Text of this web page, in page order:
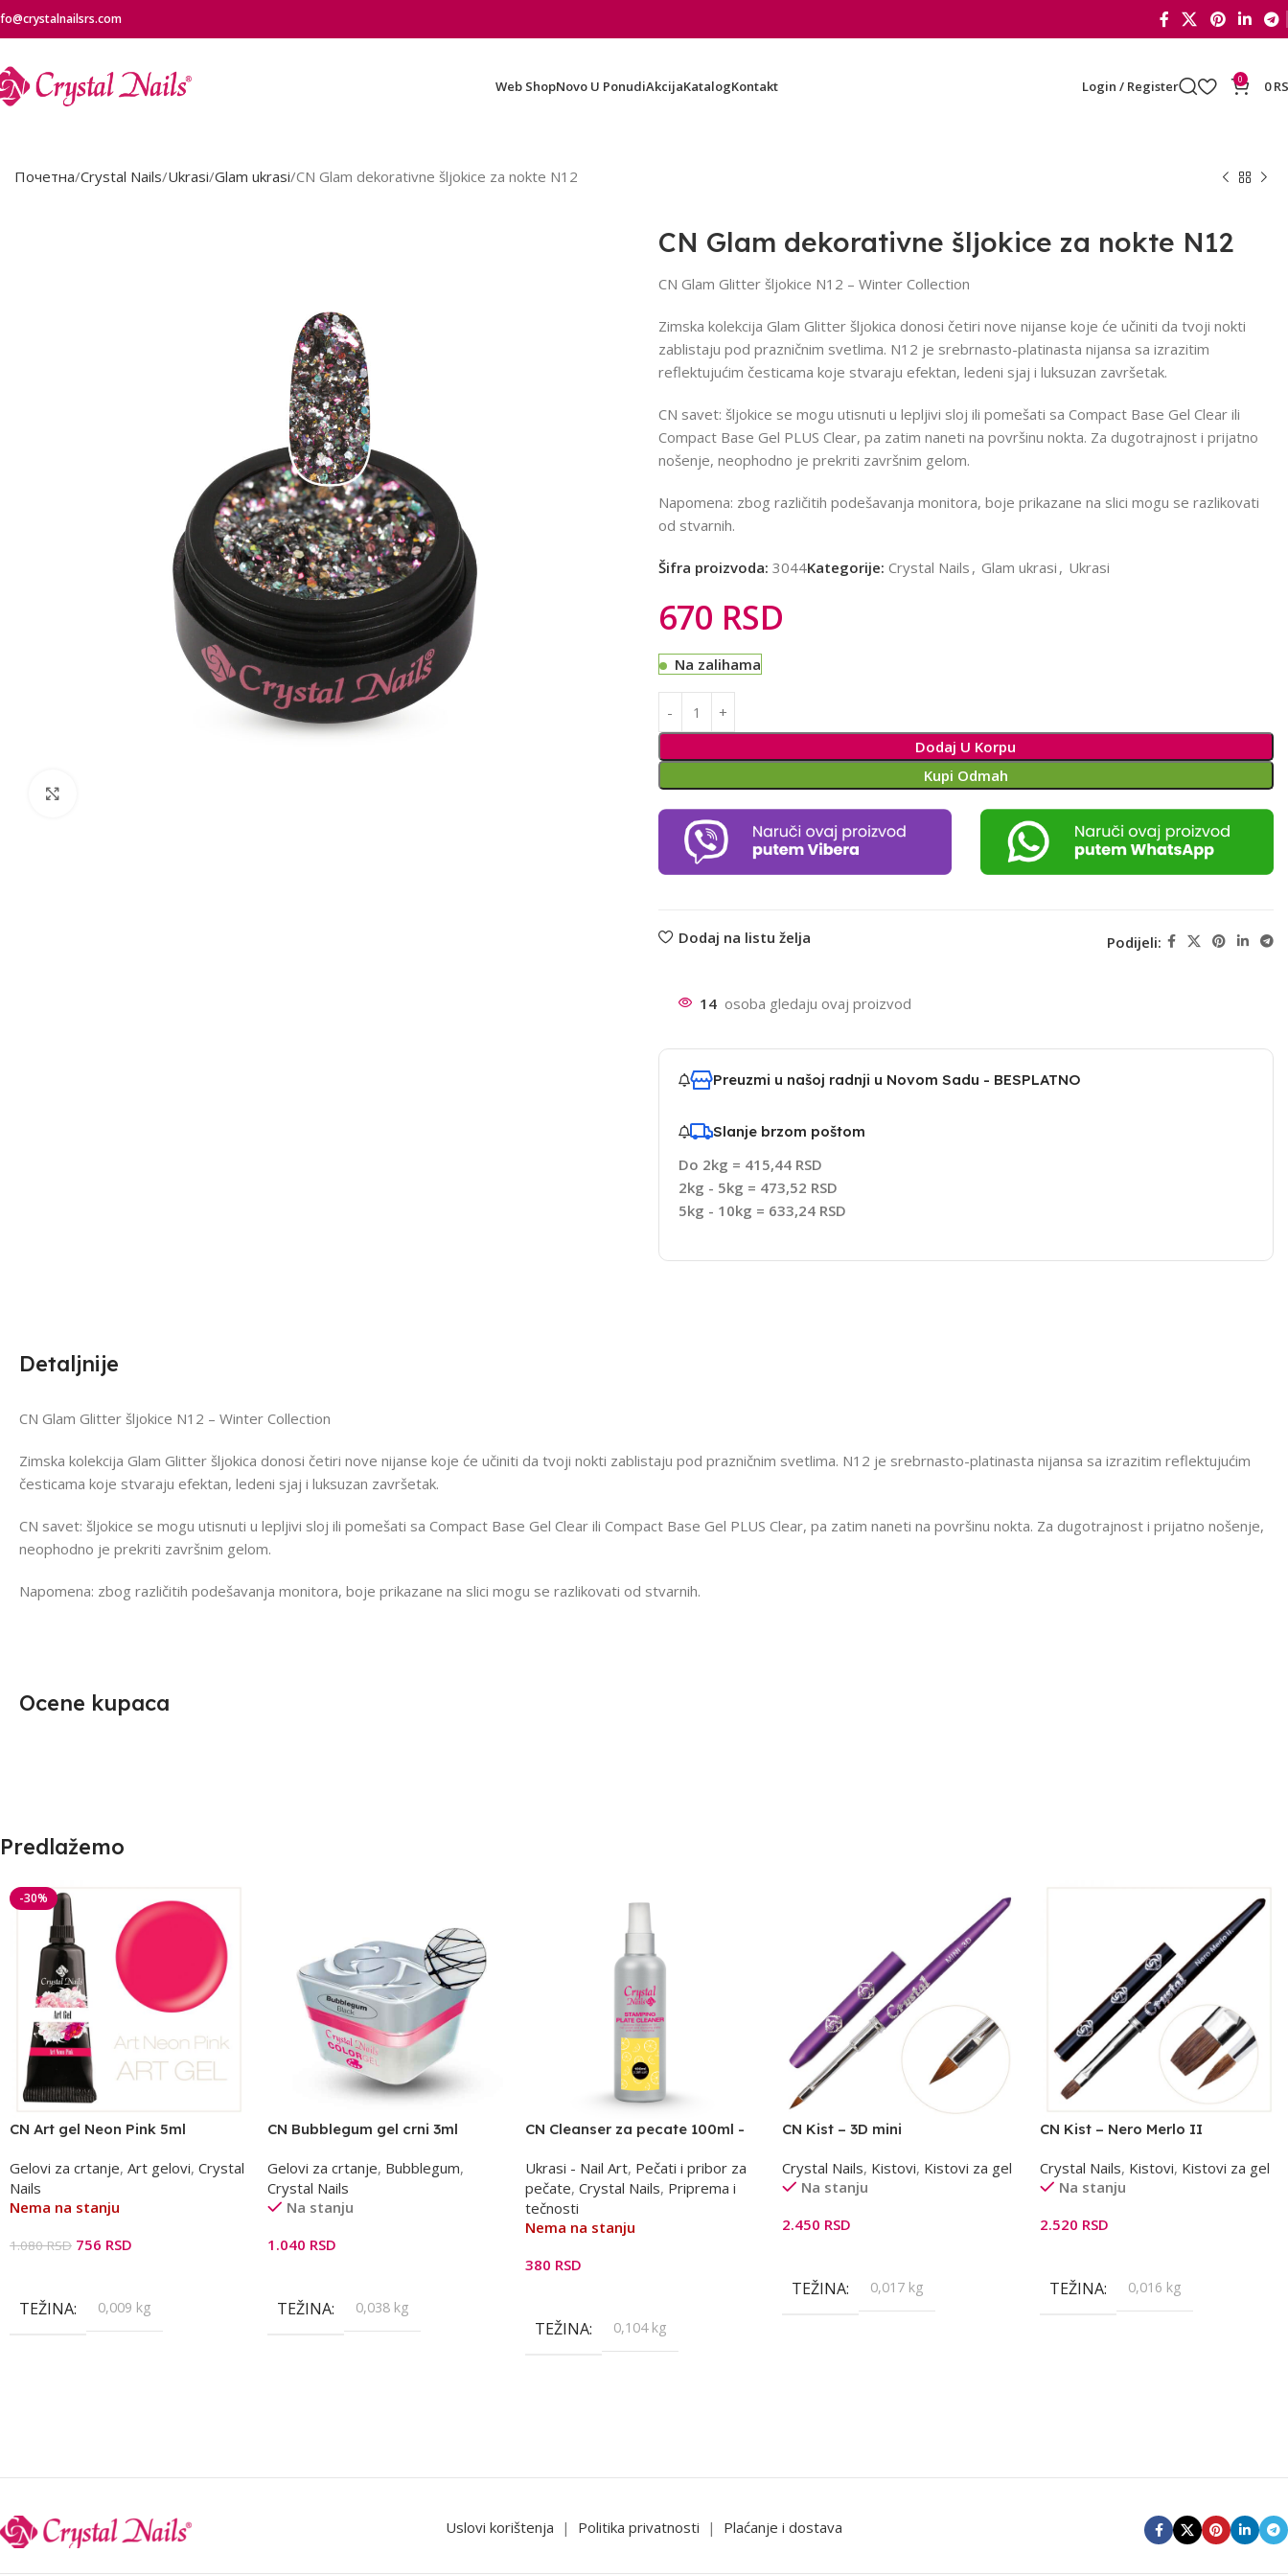
Web ShopNovo U PonudiAkcijaKatalogKontakt Login / Register 0 0
Почетна Crystal Nails Ukrasi Glam ukrasi CN Glam dekorativne šljokice za nokte N12
CN Glam dekorativne šljokice za nokte N12
CN Glam Glitter šljokice N12 – Winter Collection
Zimska kolekcija Glam Glitter šljokica donosi četiri nove nijanse koje će učiniti da tvoji nokti
zablistaju pod prazničnim svetlima. N12 je srebrnasto-platinasta nijansa sa izrazitim
reflektujućim česticama koje stvaraju efektan, ledeni sjaj i luksuzan završetak.
CN savet: šljokice se mogu utisnuti u lepljivi sloj ili pomešati sa Compact Base Gel Clear ili
Compact Base Gel PLUS Clear, pa zatim naneti na površinu nokta. Za dugotrajnost i prijatno
nošenje, neophodno je prekriti završnim gelom.
Napomena: zbog različitih podešavanja monitora, boje prikazane na slici mogu se razlikovati
od stvarnih.
Šifra proizvoda: 3044Kategorije: Crystal Nails , Glam ukrasi , Ukrasi
670 RSD
Na zalihama
Dodaj U Korpu
Kupi Odmah
Alternative:
Dodaj na listu želja Podijeli:
14 osoba gledaju ovaj proizvod
Preuzmi u našoj radnji u Novom Sadu - BESPLATNO
Slanje brzom poštom
Do 2kg = 415,44 RSD
2kg - 5kg = 473,52 RSD
5kg - 10kg = 633,24 RSD
Detaljnije
CN Glam Glitter šljokice N12 – Winter Collection
Zimska kolekcija Glam Glitter šljokica donosi četiri nove nijanse koje će učiniti da tvoji nokti zablistaju pod prazničnim svetlima. N12 je srebrnasto-platinasta nijansa sa izrazitim reflektujućim
česticama koje stvaraju efektan, ledeni sjaj i luksuzan završetak.
CN savet: šljokice se mogu utisnuti u lepljivi sloj ili pomešati sa Compact Base Gel Clear ili Compact Base Gel PLUS Clear, pa zatim naneti na površinu nokta. Za dugotrajnost i prijatno nošenje,
neophodno je prekriti završnim gelom.
Napomena: zbog različitih podešavanja monitora, boje prikazane na slici mogu se razlikovati od stvarnih.
Ocene kupaca
Predlažemo
-30%
CN Art gel Neon Pink 5ml
Gelovi za crtanje, Art gelovi, Crystal
Nails
Nema na stanju
1.080RSD 756 RSD
TEŽINA 0,009 kg
CN Bubblegum gel crni 3ml
Gelovi za crtanje, Bubblegum,
Crystal Nails
Na stanju
1.040 RSD
TEŽINA 0,038 kg
CN Cleanser za pecate 100ml -
Ukrasi - Nail Art, Pečati i pribor za
pečate, Crystal Nails, Priprema i
tečnosti
Nema na stanju
380 RSD
TEŽINA 0,104 kg
CN Kist – 3D mini
Crystal Nails, Kistovi, Kistovi za gel
Na stanju
2.450 RSD
TEŽINA 0,017 kg
CN Kist – Nero Merlo II
Crystal Nails, Kistovi, Kistovi za gel
Na stanju
2.520 RSD
TEŽINA 0,016 kg
Uslovi korištenja | Politika privatnosti | Plaćanje i dostava